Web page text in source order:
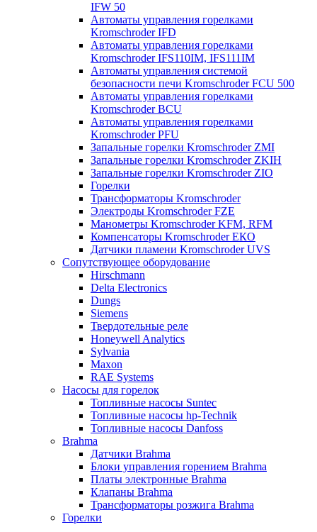
IFW 50
Автоматы управления горелками
Kromschroder IFD
Автоматы управления горелками
Kromschroder IFS110IM, IFS111IM
Автоматы управления системой
безопасности печи Kromschroder FCU 500
Автоматы управления горелками
Kromschroder BCU
Автоматы управления горелками
Kromschroder PFU
Запальные горелки Kromschroder ZМI
Запальные горелки Kromschroder ZKIH
Запальные горелки Kromschroder ZIO
Горелки
Трансформаторы Kromschroder
Электроды Kromschroder FZE
Манометры Kromschroder KFM, RFM
Компенсаторы Kromschroder ЕКО
Датчики пламени Kromschroder UVS
Сопутствующее оборудование
Hirschmann
Delta Electronics
Dungs
Siemens
Твердотельные реле
Honeywell Analytics
Sylvania
Maxon
RAE Systems
Насосы для горелок
Топливные насосы Suntec
Топливные насосы hp-Technik
Топливные насосы Danfoss
Brahma
Датчики Brahma
Блоки управления горением Brahma
Платы электронные Brahma
Клапаны Brahma
Трансформаторы розжига Brahma
Горелки